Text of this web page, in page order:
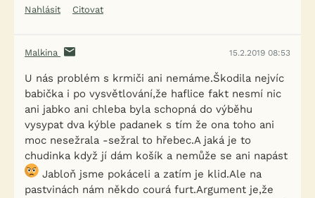
Nahlásit
Citovat
Malkina 15.2.2019 08:53
U nás problém s krmiči ani nemáme.Škodila nejvíc
babička i po vysvětlování,že haflice fakt nesmí nic
ani jabko ani chleba byla schopná do výběhu
vysypat dva kýble padanek s tím že ona toho ani
moc nesežrala -sežral to hřebec.A jaká je to
chudinka když jí dám košík a nemůže se ani napást
Jabloň jsme pokáceli a zatím je klid.Ale na
pastvinách nám někdo courá furt.Argument je,že